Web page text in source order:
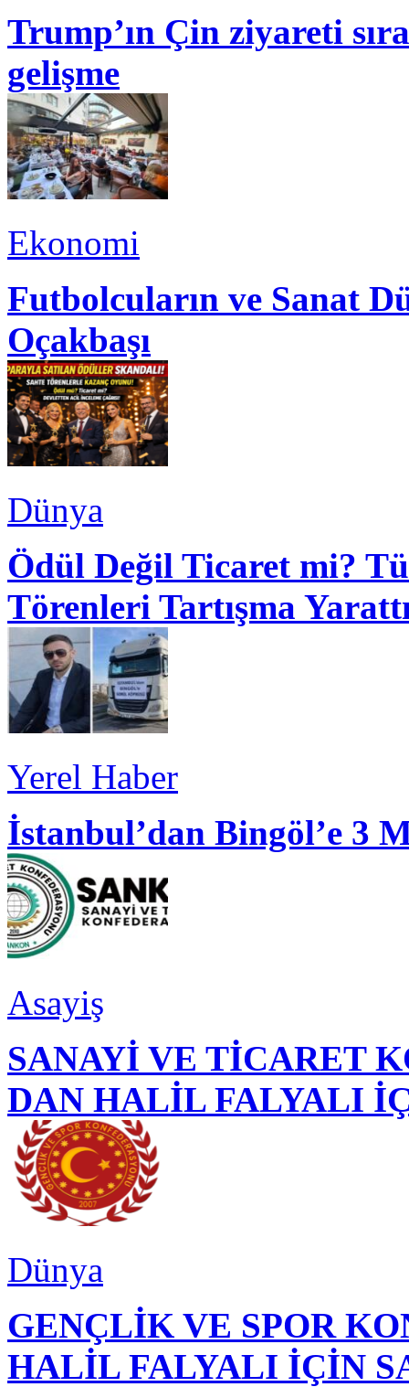
Trump’ın Çin ziyareti
gelişme
Ekonomi
Futbolcuların ve Sanat
Oçakbaşı
Dünya
Ödül Değil Ticaret mi?
Törenleri Tartışma
Yerel Haber
İstanbul’dan Bingöl’e 3
Asayiş
SANAYİ VE TİCARET
DAN HALİL FALYALI
Dünya
GENÇLİK VE SPOR
HALİL FALYALI İÇİN